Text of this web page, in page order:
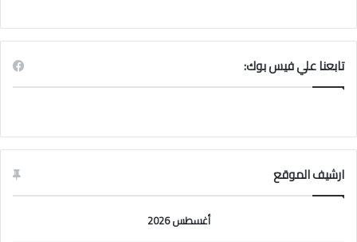
تابعنا علي فيس بوك:
ارشيف الموقع
أغسطس 2026